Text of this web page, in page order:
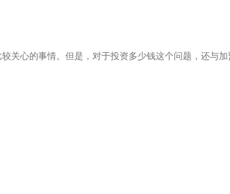
心的事情。但是，对于投资多少钱这个问题，还与加